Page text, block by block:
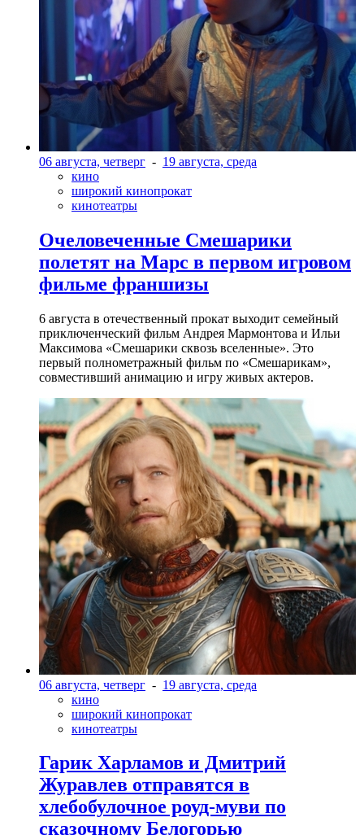
06 августа, четверг - 19 августа, среда
кино
широкий кинопрокат
кинотеатры
Очеловеченные Смешарики
полетят на Марс в первом игровом
фильме франшизы
6 августа в отечественный прокат выходит семейный
приключенческий фильм Андрея Мармонтова и Ильи
Максимова «Смешарики сквозь вселенные». Это
первый полнометражный фильм по «Смешарикам»,
совместивший анимацию и игру живых актеров.
06 августа, четверг - 19 августа, среда
кино
широкий кинопрокат
кинотеатры
Гарик Харламов и Дмитрий
Журавлев отправятся в
хлебобулочное роуд-муви по
сказочному Белогорью